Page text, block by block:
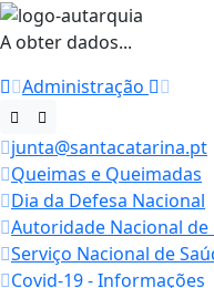
A obter dados...
Administração
junta@santacatarina.pt
Queimas e Queimadas
Dia da Defesa Nacional
Autoridade Nacional de
Serviço Nacional de
Covid-19 - Informações